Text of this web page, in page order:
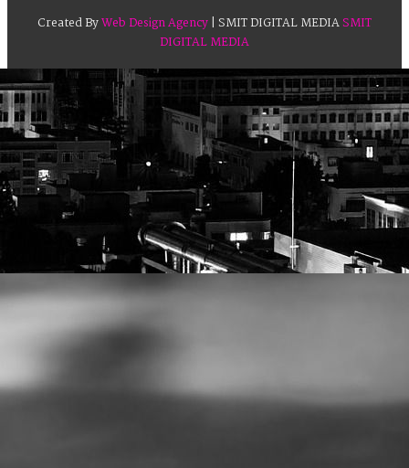
Created ByWeb Design Agency| SMIT DIGITAL MEDIASMIT
DIGITAL MEDIA